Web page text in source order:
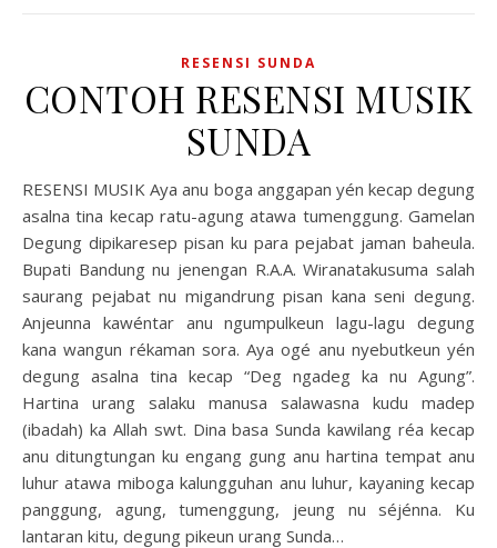
RESENSI SUNDA
CONTOH RESENSI MUSIK
SUNDA
RESENSI MUSIK Aya anu boga anggapan yén kecap degung
asalna tina kecap ratu-agung atawa tumenggung. Gamelan
Degung dipikaresep pisan ku para pejabat jaman baheula.
Bupati Bandung nu jenengan R.A.A. Wiranatakusuma salah
saurang pejabat nu migandrung pisan kana seni degung.
Anjeunna kawéntar anu ngumpulkeun lagu-lagu degung
kana wangun rékaman sora. Aya ogé anu nyebutkeun yén
degung asalna tina kecap “Deg ngadeg ka nu Agung”.
Hartina urang salaku manusa salawasna kudu madep
(ibadah) ka Allah swt. Dina basa Sunda kawilang réa kecap
anu ditungtungan ku engang gung anu hartina tempat anu
luhur atawa miboga kalungguhan anu luhur, kayaning kecap
panggung, agung, tumenggung, jeung nu séjénna. Ku
lantaran kitu, degung pikeun urang Sunda…